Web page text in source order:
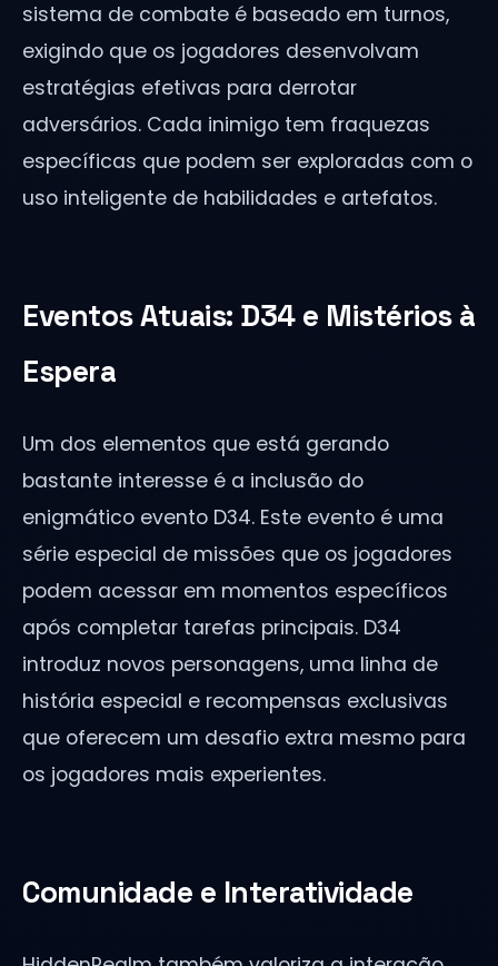
sistema de combate é baseado em turnos,
exigindo que os jogadores desenvolvam
estratégias efetivas para derrotar
adversários. Cada inimigo tem fraquezas
específicas que podem ser exploradas com o
uso inteligente de habilidades e artefatos.
Eventos Atuais: D34 e Mistérios à
Espera
Um dos elementos que está gerando
bastante interesse é a inclusão do
enigmático evento D34. Este evento é uma
série especial de missões que os jogadores
podem acessar em momentos específicos
após completar tarefas principais. D34
introduz novos personagens, uma linha de
história especial e recompensas exclusivas
que oferecem um desafio extra mesmo para
os jogadores mais experientes.
Comunidade e Interatividade